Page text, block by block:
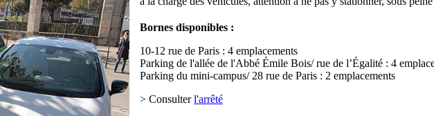
Bornes disponibles :
10-12 rue de Paris : 4 emplacements
Parking de l'allée de l'Abbé Émile Bois/ rue de l’Égalité : 4
Parking du mini-campus/ 28 rue de Paris : 2 emplacements
> Consulterl'arrêté